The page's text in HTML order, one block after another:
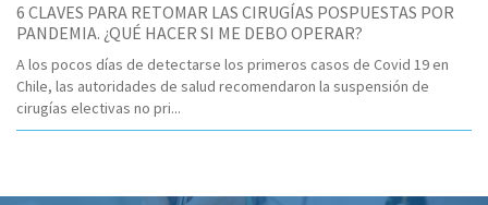
6 CLAVES PARA RETOMAR LAS CIRUGÍAS POSPUESTAS POR
PANDEMIA. ¿QUÉ HACER SI ME DEBO OPERAR?
A los pocos días de detectarse los primeros casos de Covid 19 en
Chile, las autoridades de salud recomendaron la suspensión de
cirugías electivas no pri...